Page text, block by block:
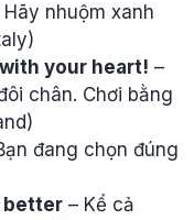
Hãy nhuộm xanh
your heart! –
chân. Chơi bằng
đang chọn đúng
better – Kể cả